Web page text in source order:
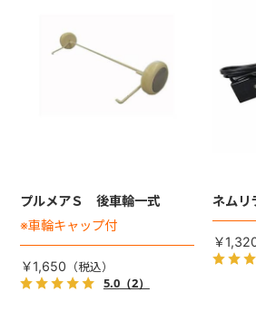
プルメアＳ 後車輪一式
※車輪キャップ付
￥1,650
5.0（2）
ネムリ
￥